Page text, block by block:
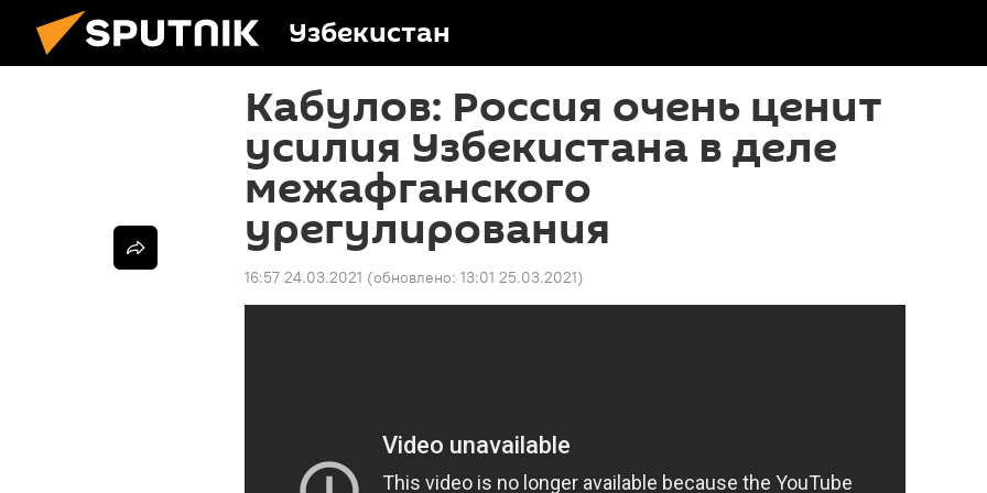
Узбекистан
Кабулов: Россия очень ценит
усилия Узбекистана в деле
межафганского
урегулирования
16:57 24.03.2021 (обновлено: 13:01 25.03.2021)